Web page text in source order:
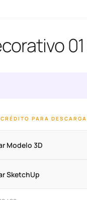
PARA
Modelo 3D
SketchUp